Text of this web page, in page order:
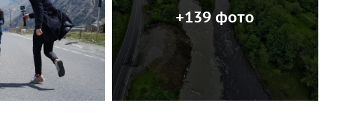
+139 фото